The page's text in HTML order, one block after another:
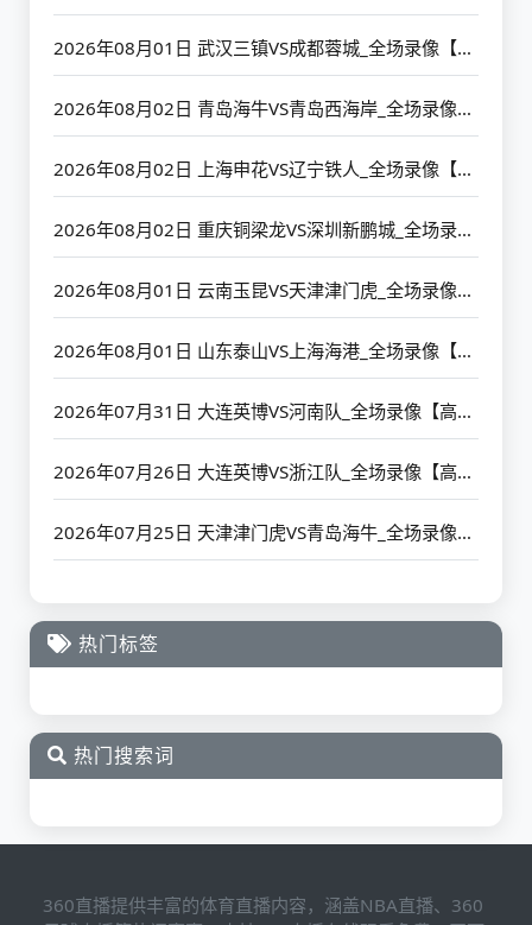
2026年08月01日 武汉三镇VS成都蓉城_全场录像【高清回放】
2026年08月02日 青岛海牛VS青岛西海岸_全场录像【高清回放】
2026年08月02日 上海申花VS辽宁铁人_全场录像【高清回放】
2026年08月02日 重庆铜梁龙VS深圳新鹏城_全场录像【高清回放】
2026年08月01日 云南玉昆VS天津津门虎_全场录像【高清回放】
2026年08月01日 山东泰山VS上海海港_全场录像【高清回放】
2026年07月31日 大连英博VS河南队_全场录像【高清回放】
2026年07月26日 大连英博VS浙江队_全场录像【高清回放】
2026年07月25日 天津津门虎VS青岛海牛_全场录像【高清回放】
热门标签
热门搜索词
360直播提供丰富的体育直播内容，涵盖NBA直播、360